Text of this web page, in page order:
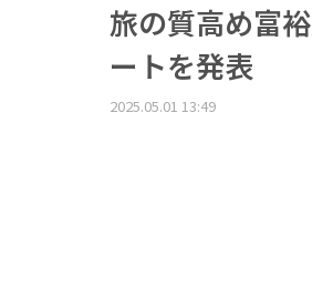
旅の質高め富
ートを発表
2025.05.01 13:49